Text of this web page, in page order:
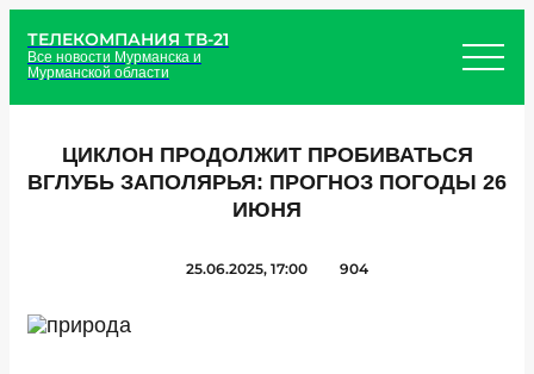
ТЕЛЕКОМПАНИЯ ТВ-21
Все новости Мурманска и
Мурманской области
ЦИКЛОН ПРОДОЛЖИТ ПРОБИВАТЬСЯ
ВГЛУБЬ ЗАПОЛЯРЬЯ: ПРОГНОЗ ПОГОДЫ 26
ИЮНЯ
25.06.2025, 17:00 904